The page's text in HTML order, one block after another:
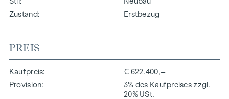
Zustand
Erstbezug
PREIS
Kaufpreis
€ 622.400,–
Provision
3% des Kaufpreises zzgl.
20% USt.